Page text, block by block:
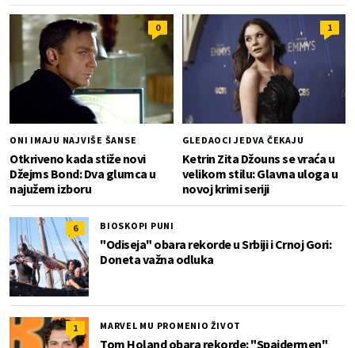
0
ONI IMAJU NAJVIŠE ŠANSE
Otkriveno kada stiže novi
Džejms Bond: Dva glumca u
najužem izboru
1
GLEDAOCI JEDVA ČEKAJU
Ketrin Zita Džouns se vraća u
velikom stilu: Glavna uloga u
novoj krimi seriji
6 BIOSKOPI PUNI
"Odiseja" obara rekorde u Srbiji i Crnoj Gori:
Doneta važna odluka
1 MARVEL MU PROMENIO ŽIVOT
Tom Holand obara rekorde: "Spajdermen"